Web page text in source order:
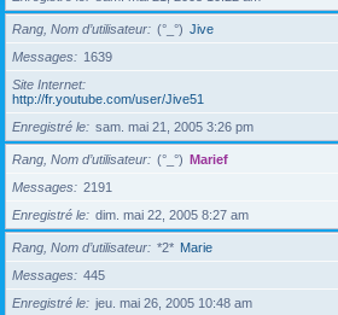
Rang, Nom d’utilisateur (°_°) Jive
Messages
1639
Site Internet
http://fr.youtube.com/user/Jive51
Enregistré le
sam. mai 21, 2005 3:26 pm
Rang, Nom d’utilisateur (°_°) Marief
Messages
2191
Enregistré le
dim. mai 22, 2005 8:27 am
Rang, Nom d’utilisateur *2* Marie
Messages
445
Enregistré le
jeu. mai 26, 2005 10:48 am